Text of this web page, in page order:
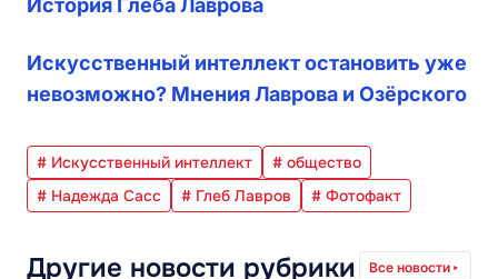
История Глеба Лаврова
Искусственный интеллект остановить уже
невозможно? Мнения Лаврова и Озёрского
# Искусственный интеллект
# общество
# Надежда Сасс
# Глеб Лавров # Фотофакт
Другие новости рубрики Все новости